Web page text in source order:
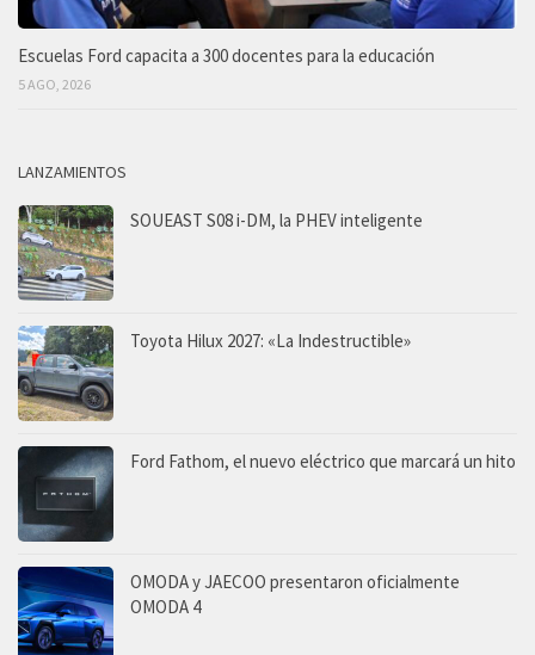
Escuelas Ford capacita a 300 docentes para la educación
5 AGO, 2026
LANZAMIENTOS
SOUEAST S08 i-DM, la PHEV inteligente
Toyota Hilux 2027: «La Indestructible»
Ford Fathom, el nuevo eléctrico que marcará un hito
OMODA y JAECOO presentaron oficialmente
OMODA 4